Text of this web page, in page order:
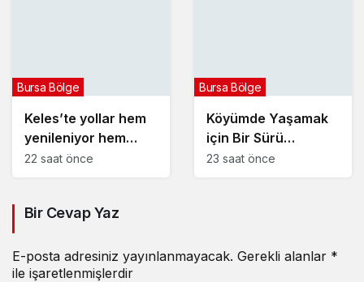
Keles’te yollar hem
yenileniyor hem
genişliyor
Bursa Bölge
22 saat önce
Köyümde Yaşamak
için Bir Sürü
Nedenim Var
Bursa Bölge
23 saat önce
Bir Cevap Yaz
E-posta adresiniz yayınlanmayacak. Gerekli alanlar *
ile işaretlenmişlerdir